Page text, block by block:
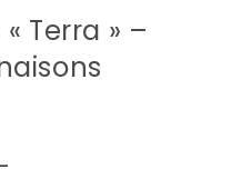
Terra » –